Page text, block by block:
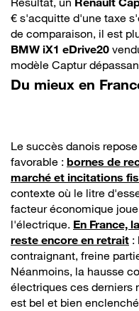
€ s'acquitte d'une taxe
de comparaison, il est
BMW iX1 eDrive20
modèle Captur
Du mieux en
Le succès danois
favorable : bornes de
marché et incitations
contexte où le litre
facteur économique
l'électrique. En France,
reste encore en retrait :
contraignant, freine
Néanmoins, la hausse
électriques ces derniers
est bel et bien